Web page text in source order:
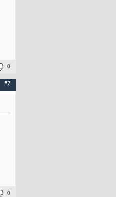
0
#7
0